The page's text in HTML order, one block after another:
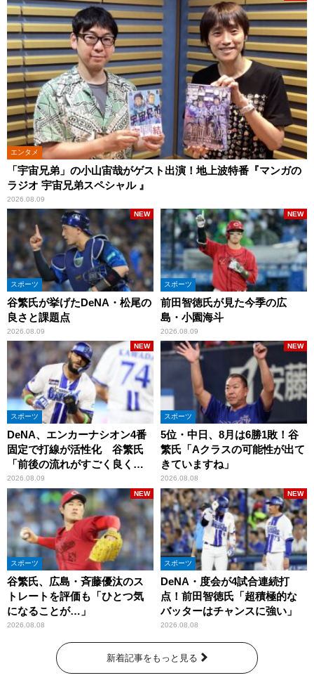
エンタメ
「宇宙兄弟」の小山宙哉がゲスト出演！地上波特番『マンガの
ラジオ 宇宙兄弟スペシャル 』
2026.08.09
スポーツ
谷繁氏が挙げたDeNA・松尾の
良さと課題点
2026.08.09
NEW
スポーツ
前田智徳氏が見た今季の広
島・小園海斗
2026.08.09
NEW
スポーツ
DeNA、エンカーナシオン4番
固定で打線が活性化 谷繁氏
「前後の流れがすごく良くな
りましたね」
2026.08.09
NEW
スポーツ
5位・中日、8月は6勝1敗！谷
繁氏「Aクラスの可能性が出て
きていますね」
2026.08.08
NEW
スポーツ
谷繁氏、広島・斉藤優汰のス
トレートを評価も「ひとつ気
になることが…」
2026.08.08
NEW
スポーツ
DeNA・度会が4試合連続打
点！前田智徳氏「超積極的な
バッターはチャンスに強い」
2026.08.08
NEW
新着記事をもっと見る